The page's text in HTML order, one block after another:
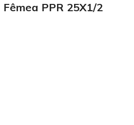
Fêmea PPR 25X1/2